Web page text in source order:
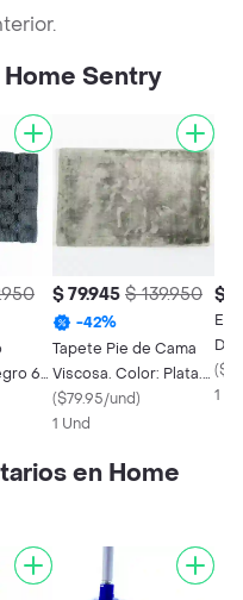
Sentry
65
$ 79.945 $ 139.950
-42%
Tapete Pie de Cama
Viscosa. Color: Plata.
Dimensiones: 50 x 80
cm. Marca:
207037
($79.95/und)
1 Und
$
cm
(
1 x
en Home